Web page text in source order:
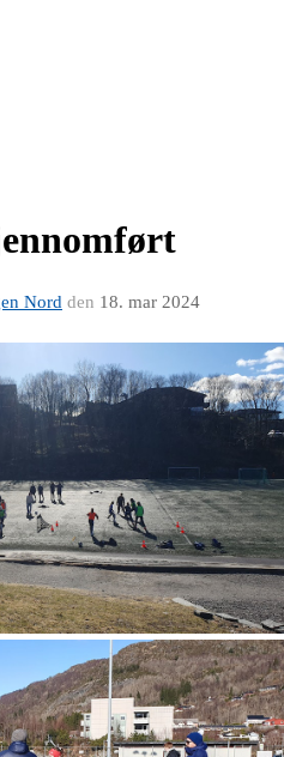
Nord den 18. mar 2024